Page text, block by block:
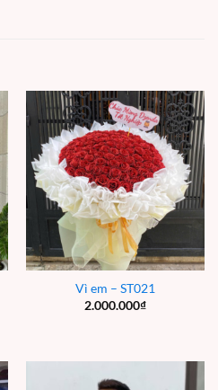
Vì em – ST021
2.000.000₫